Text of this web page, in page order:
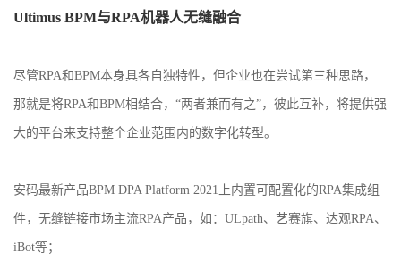
Ultimus BPM与RPA机器人无缝融合
尽管RPA和BPM本身具各自 独特性， 但企业也在尝试第三种思路，
那就是将RPA和BPM相结合， “两者兼而有之”， 彼此互补，将提供强
大的平台来支持整个企业范围内的数字化转型。
安码最新产品BPM DPA Platform 2021 上内置可配置化的RPA集成组
件，无缝链接市场主流RPA产品，如：ULpath、艺赛旗、达观RPA、
iBot等；